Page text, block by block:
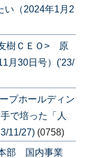
い（2024年1月2
樹ＣＥＯ> 原
月30日号）('23/
プホールディン
で培った「人
11/27) (0758)
部 国内事業